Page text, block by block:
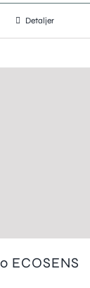
Detaljer
ECOSENS